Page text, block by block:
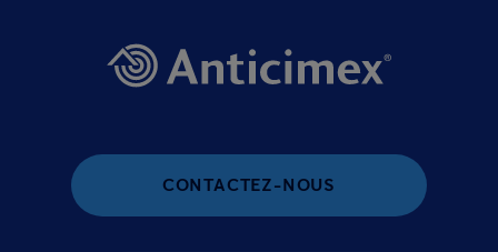
CONTACTEZ-NOUS